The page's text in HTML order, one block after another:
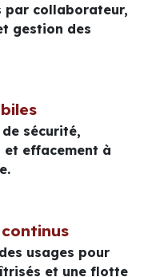
par collaborateur,
gestion des
sécurité,
et effacement à
usages pour
et une flotte